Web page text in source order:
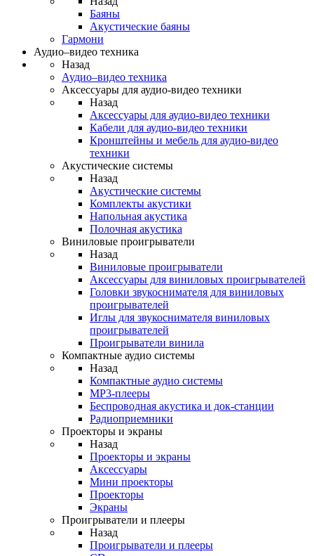
Баяны
Акустические баяны
Гармони
Аудио–видео техника
Назад
Аудио–видео техника
Аксессуары для аудио-видео техники
Назад
Аксессуары для аудио-видео техники
Кабели для аудио-видео техники
Кронштейны и мебель для аудио-видео
техники
Акустические системы
Назад
Акустические системы
Комплекты акустики
Напольная акустика
Полочная акустика
Виниловые проигрыватели
Назад
Виниловые проигрыватели
Аксессуары для виниловых проигрывателей
Головки звукоснимателя для виниловых
проигрывателей
Иглы для звукоснимателя виниловых
проигрывателей
Проигрыватели винила
Компактные аудио системы
Назад
Компактные аудио системы
MP3-плееры
Беспроводная акустика и док-станции
Радиоприемники
Проекторы и экраны
Назад
Проекторы и экраны
Аксессуары
Мини проекторы
Проекторы
Экраны
Проигрыватели и плееры
Назад
Проигрыватели и плееры